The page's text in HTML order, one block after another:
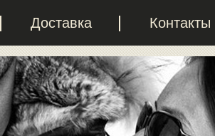
Доставка Контакты